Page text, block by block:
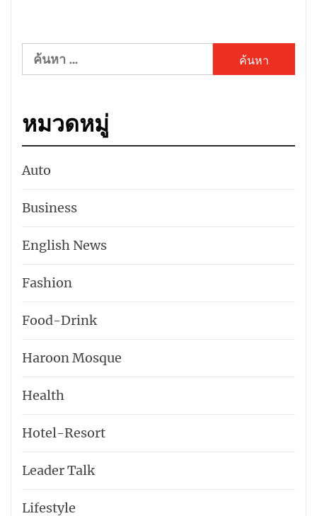
ค้นหา
สำหรับ:
หมวดหมู่
Auto
Business
English News
Fashion
Food-Drink
Haroon Mosque
Health
Hotel-​Resort
Leader Talk
Lifestyle